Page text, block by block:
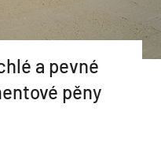
a pevné
pěny